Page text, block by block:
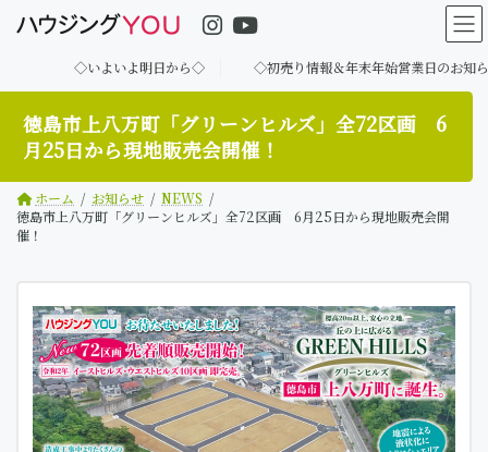
ツ
ッ
シ
移
◇いよいよ明日から◇ ◇初売り情報＆年末年始営業日のお知らせ◇
徳島市上八万町「グリーンヒルズ」全72区画 6
月25日から現地販売会開催！
ホーム お知らせ
NEWS
徳島市上八万町「グリーンヒルズ」全72区画 6月25日から現地販売会開
催！